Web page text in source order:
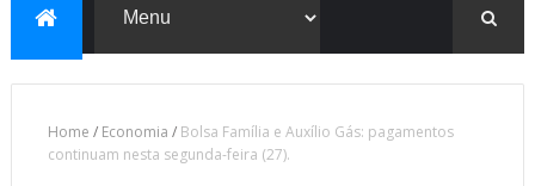
Home / Economia / Bolsa Família e Auxílio Gás: pagamentos
continuam nesta segunda-feira (27).